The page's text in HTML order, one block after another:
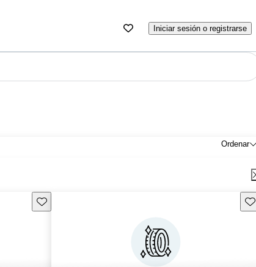
Iniciar sesión o registrarse
Ordenar
Guarda este Aviso